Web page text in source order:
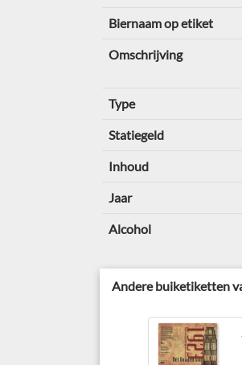
Biernaam op etiket
Omschrijving
Type
Statiegeld
Inhoud
Jaar
Alcohol
Andere buiketiketten